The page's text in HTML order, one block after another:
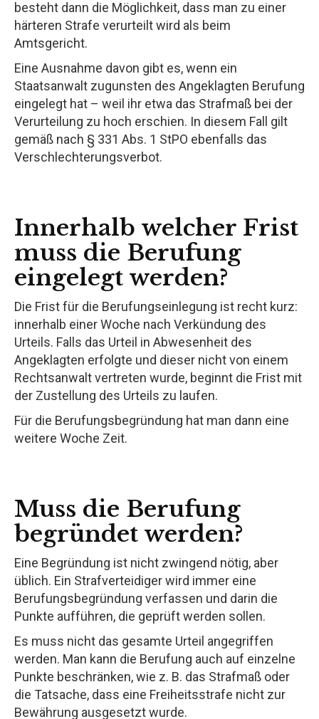
besteht dann die Möglichkeit, dass man zu einer
härteren Strafe verurteilt wird als beim
Amtsgericht.
Eine Ausnahme davon gibt es, wenn ein
Staatsanwalt zugunsten des Angeklagten Berufung
eingelegt hat – weil ihr etwa das Strafmaß bei der
Verurteilung zu hoch erschien. In diesem Fall gilt
gemäß nach § 331 Abs. 1 StPO ebenfalls das
Verschlechterungsverbot.
Innerhalb welcher Frist
muss die Berufung
eingelegt werden?
Die Frist für die Berufungseinlegung ist recht kurz:
innerhalb einer Woche nach Verkündung des
Urteils. Falls das Urteil in Abwesenheit des
Angeklagten erfolgte und dieser nicht von einem
Rechtsanwalt vertreten wurde, beginnt die Frist mit
der Zustellung des Urteils zu laufen.
Für die Berufungsbegründung hat man dann eine
weitere Woche Zeit.
Muss die Berufung
begründet werden?
Eine Begründung ist nicht zwingend nötig, aber
üblich. Ein Strafverteidiger wird immer eine
Berufungsbegründung verfassen und darin die
Punkte aufführen, die geprüft werden sollen.
Es muss nicht das gesamte Urteil angegriffen
werden. Man kann die Berufung auch auf einzelne
Punkte beschränken, wie z. B. das Strafmaß oder
die Tatsache, dass eine Freiheitsstrafe nicht zur
Bewährung ausgesetzt wurde.